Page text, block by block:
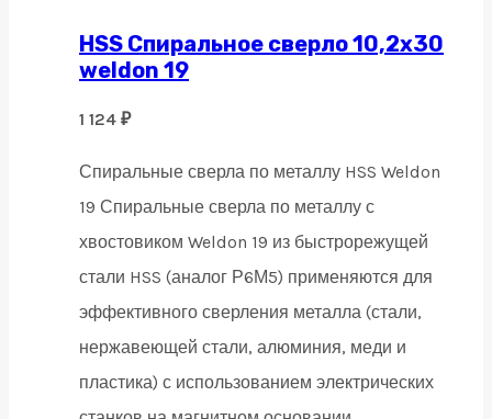
HSS Спиральное сверло 10,2х30
weldon 19
1 124 ₽
Спиральные сверла по металлу HSS Weldon
19 Спиральные сверла по металлу с
хвостовиком Weldon 19 из быстрорежущей
стали HSS (аналог Р6М5) применяются для
эффективного сверления металла (стали,
нержавеющей стали, алюминия, меди и
пластика) с использованием электрических